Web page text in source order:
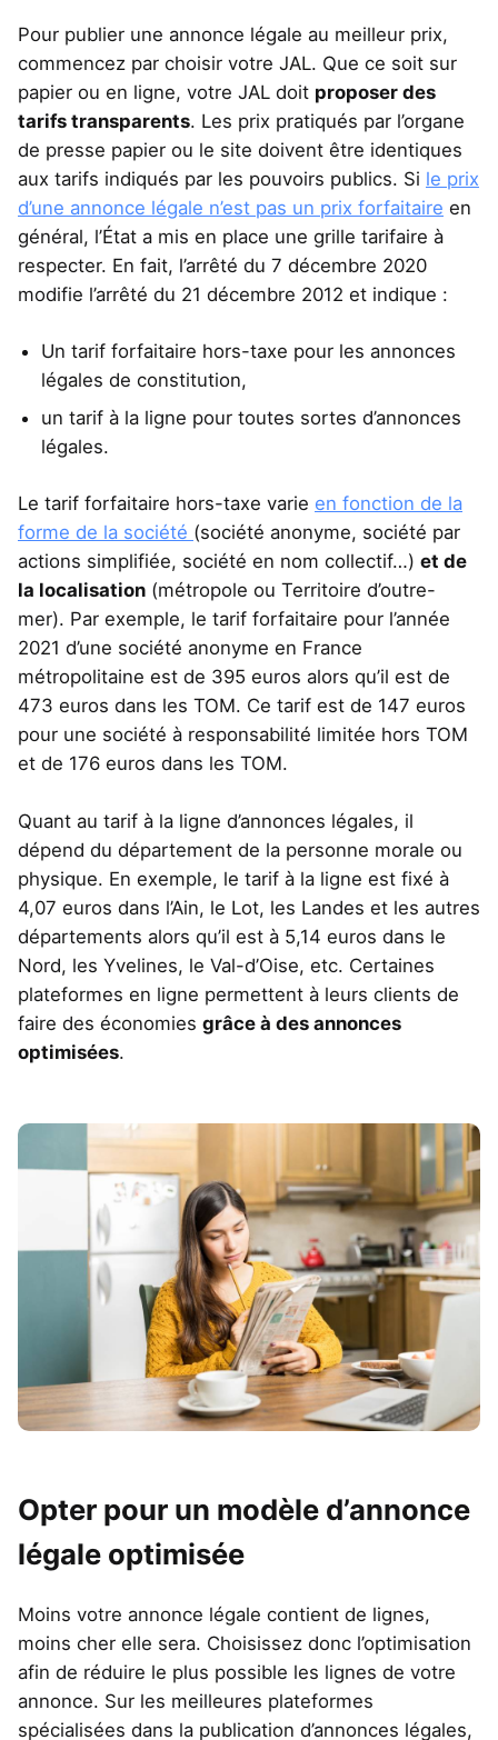
Pour publier une annonce légale au meilleur prix,
commencez par choisir votre JAL. Que ce soit sur
papier ou en ligne, votre JAL doit proposer des
tarifs transparents. Les prix pratiqués par l’organe
de presse papier ou le site doivent être identiques
aux tarifs indiqués par les pouvoirs publics. Si le prix
d’une annonce légale n’est pas un prix forfaitaire en
général, l’État a mis en place une grille tarifaire à
respecter. En fait, l’arrêté du 7 décembre 2020
modifie l’arrêté du 21 décembre 2012 et indique :
Un tarif forfaitaire hors-taxe pour les annonces
légales de constitution,
un tarif à la ligne pour toutes sortes d’annonces
légales.
Le tarif forfaitaire hors-taxe varie en fonction de la
forme de la société (société anonyme, société par
actions simplifiée, société en nom collectif…) et de
la localisation (métropole ou Territoire d’outre-
mer). Par exemple, le tarif forfaitaire pour l’année
2021 d’une société anonyme en France
métropolitaine est de 395 euros alors qu’il est de
473 euros dans les TOM. Ce tarif est de 147 euros
pour une société à responsabilité limitée hors TOM
et de 176 euros dans les TOM.
Quant au tarif à la ligne d’annonces légales, il
dépend du département de la personne morale ou
physique. En exemple, le tarif à la ligne est fixé à
4,07 euros dans l’Ain, le Lot, les Landes et les autres
départements alors qu’il est à 5,14 euros dans le
Nord, les Yvelines, le Val-d’Oise, etc. Certaines
plateformes en ligne permettent à leurs clients de
faire des économies grâce à des annonces
optimisées.
Opter pour un modèle d’annonce
légale optimisée
Moins votre annonce légale contient de lignes,
moins cher elle sera. Choisissez donc l’optimisation
afin de réduire le plus possible les lignes de votre
annonce. Sur les meilleures plateformes
spécialisées dans la publication d’annonces légales,